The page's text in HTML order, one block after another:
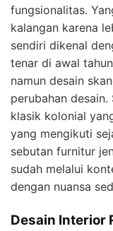
fungsionalitas.
kalangan karena
sendiri dikenal
tenar di awal
namun desain
perubahan
klasik kolonial
yang mengikuti
sebutan furnitur
sudah melalui
dengan nuansa
Desain Interior